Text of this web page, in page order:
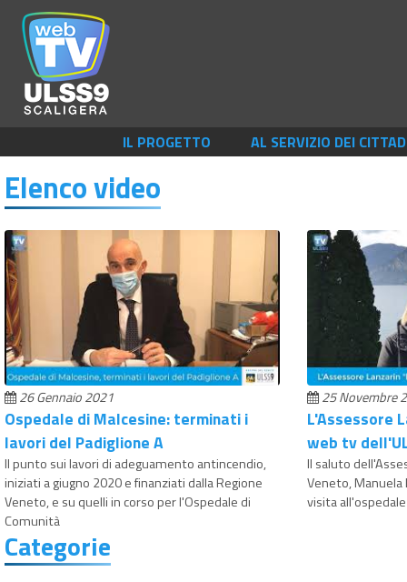
IL PROGETTO AL SERVIZIO DEI
Elenco video
26 Gennaio 2021
Ospedale di Malcesine: terminati i
lavori del Padiglione A
Il punto sui lavori di adeguamento antincendio,
iniziati a giugno 2020 e finanziati dalla Regione
Veneto, e su quelli in corso per l'Ospedale di
Comunità
25 Novembre
L'Assessore
web tv
Il saluto
Veneto, Manuela
visita
Categorie